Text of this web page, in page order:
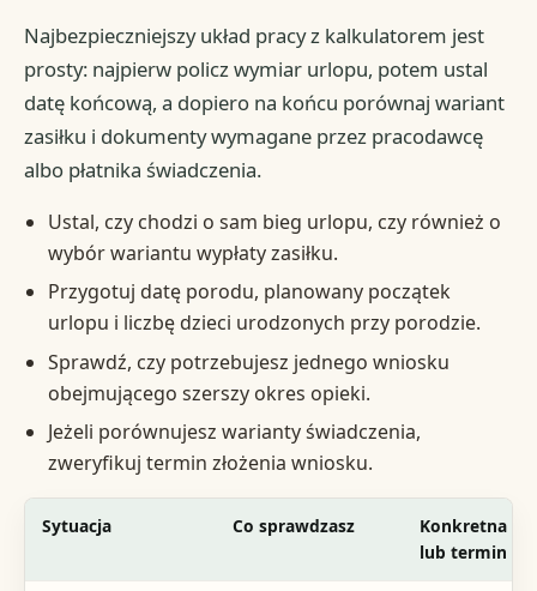
Najbezpieczniejszy układ pracy z kalkulatorem jest
prosty: najpierw policz wymiar urlopu, potem ustal
datę końcową, a dopiero na końcu porównaj wariant
zasiłku i dokumenty wymagane przez pracodawcę
albo płatnika świadczenia.
Ustal, czy chodzi o sam bieg urlopu, czy również o
wybór wariantu wypłaty zasiłku.
Przygotuj datę porodu, planowany początek
urlopu i liczbę dzieci urodzonych przy porodzie.
Sprawdź, czy potrzebujesz jednego wniosku
obejmującego szerszy okres opieki.
Jeżeli porównujesz warianty świadczenia,
zweryfikuj termin złożenia wniosku.
Sytuacja Co sprawdzasz
Konkretna
lub termin